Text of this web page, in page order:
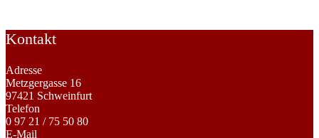
Kontakt
Adresse
Metzgergasse 16
97421 Schweinfurt
Telefon
0 97 21 / 75 50 80
E-Mail